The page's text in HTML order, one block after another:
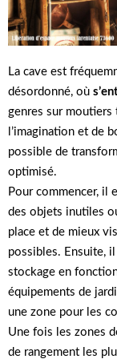
La cave est
désordonné, où
genres sur moutiers
l’imagination et de
possible de
optimisé.
Pour commencer, il
des objets inutiles
place et de mieux
possibles. Ensuite,
stockage en
équipements de
une zone pour les
Une fois les zones
de rangement les